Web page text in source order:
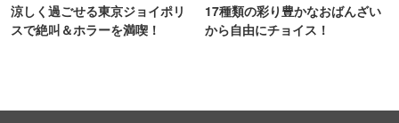
涼しく過ごせる東京ジョイポリ
スで絶叫＆ホラーを満喫！
17種類の彩り豊かなおばんざい
から自由にチョイス！